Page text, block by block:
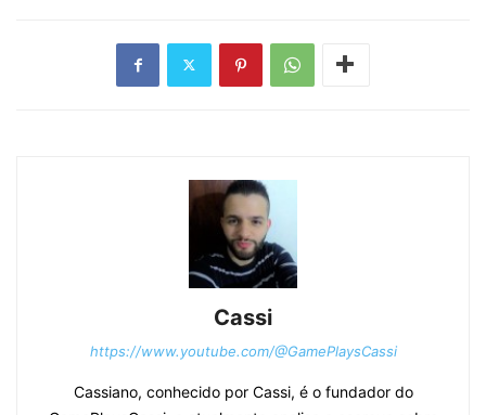
Cassi
https://www.youtube.com/@GamePlaysCassi
Cassiano, conhecido por Cassi, é o fundador do